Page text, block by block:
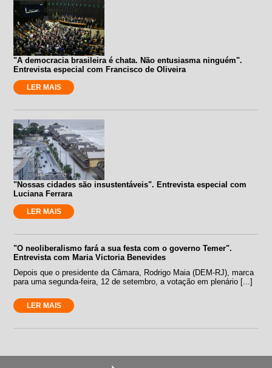
"A democracia brasileira é chata. Não entusiasma ninguém".
Entrevista especial com Francisco de Oliveira
LER MAIS
"Nossas cidades são insustentáveis". Entrevista especial com
Luciana Ferrara
LER MAIS
"O neoliberalismo fará a sua festa com o governo Temer".
Entrevista com Maria Victoria Benevides
Depois que o presidente da Câmara, Rodrigo Maia (DEM-RJ), marca
para uma segunda-feira, 12 de setembro, a votação em plenário [...]
LER MAIS